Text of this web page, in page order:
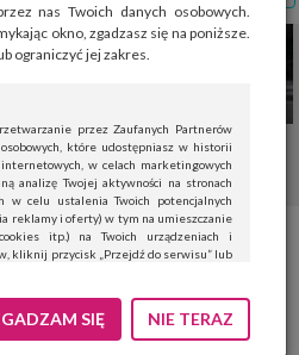
nas Twoich danych osobowych.
okno, zgadzasz się na poniższe.
ograniczyć jej zakres.
przez Zaufanych Partnerów
osobowych, które udostępniasz w historii
w celach marketingowych
analizę Twojej aktywności na stronach
w celu ustalenia Twoich potencjalnych
reklamy i oferty) w tym na umieszczanie
itp.) na Twoich urządzeniach i
kliknij przycisk „Przejdź do serwisu” lub
„Nie teraz”.
Możesz edytować zakres zgody, w tym
SIĘ NIE TERAZ